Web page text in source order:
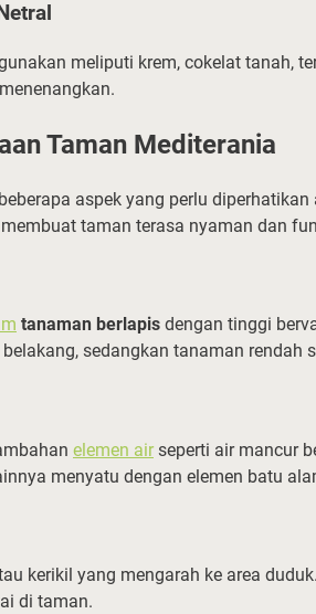
meliputi krem, cokelat tanah,
Taman Mediterania
aspek yang perlu
taman terasa nyaman dan
tanaman berlapis dengan tinggi
sedangkan tanaman rendah
elemen airseperti air mancur
menyatu dengan elemen batu
kerikil yang mengarah ke area
di taman.